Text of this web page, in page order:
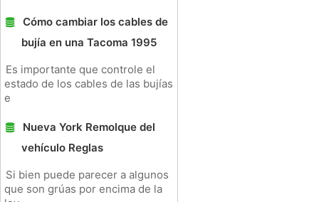
Cómo cambiar los cables de
bujía en una Tacoma 1995
Es importante que controle el
estado de los cables de las bujías
e
Nueva York Remolque del
vehículo Reglas
Si bien puede parecer a algunos
que son grúas por encima de la